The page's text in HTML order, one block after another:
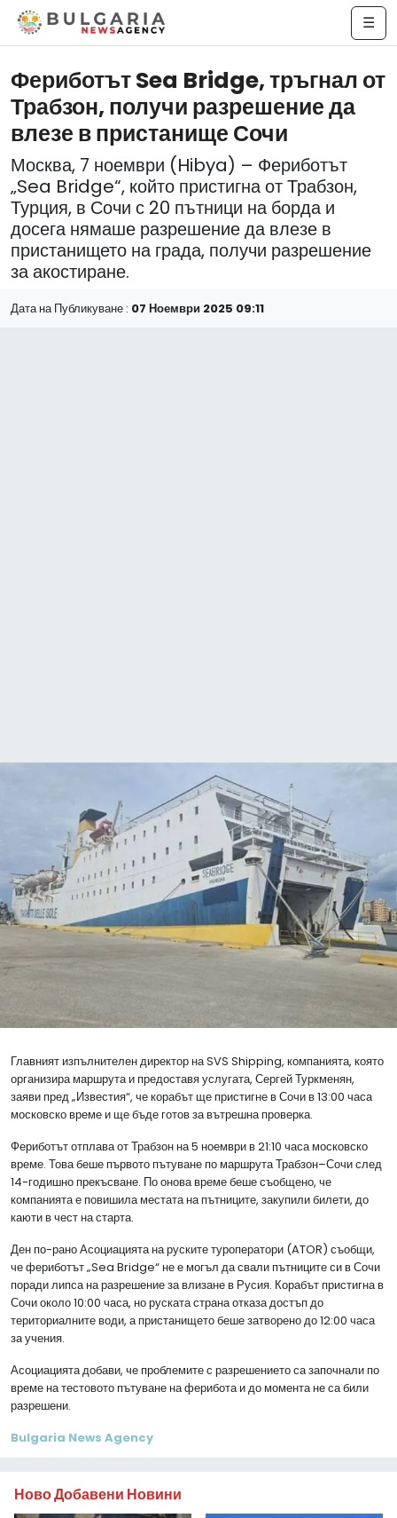
☰
Фериботът Sea Bridge, тръгнал от
Трабзон, получи разрешение да
влезе в пристанище Сочи
Москва, 7 ноември (Hibya) – Фериботът
„Sea Bridge“, който пристигна от Трабзон,
Турция, в Сочи с 20 пътници на борда и
досега нямаше разрешение да влезе в
пристанището на града, получи разрешение
за акостиране.
Дата на Публикуване : 07 Ноември 2025 09:11
Главният изпълнителен директор на SVS Shipping, компанията, която
организира маршрута и предоставя услугата, Сергей Туркменян,
заяви пред „Известия“, че корабът ще пристигне в Сочи в 13:00 часа
московско време и ще бъде готов за вътрешна проверка.
Фериботът отплава от Трабзон на 5 ноември в 21:10 часа московско
време. Това беше първото пътуване по маршрута Трабзон–Сочи след
14-годишно прекъсване. По онова време беше съобщено, че
компанията е повишила местата на пътниците, закупили билети, до
каюти в чест на старта.
Ден по-рано Асоциацията на руските туроператори (ATOR) съобщи,
че фериботът „Sea Bridge“ не е могъл да свали пътниците си в Сочи
поради липса на разрешение за влизане в Русия. Корабът пристигна в
Сочи около 10:00 часа, но руската страна отказа достъп до
териториалните води, а пристанището беше затворено до 12:00 часа
за учения.
Асоциацията добави, че проблемите с разрешението са започнали по
време на тестовото пътуване на ферибота и до момента не са били
разрешени.
Bulgaria News Agency
Ново Добавени Новини